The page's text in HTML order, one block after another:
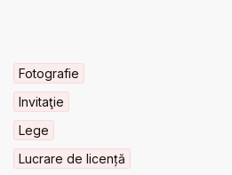
Fotografie
Invitaţie
Lege
Lucrare de licență